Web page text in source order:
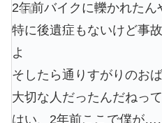
2年前バイクに轢かれたん
特に後遺症もないけど事
よ
そしたら通りすがりのお
大切な人だったんだねっ
はい、2年前ここで僕が